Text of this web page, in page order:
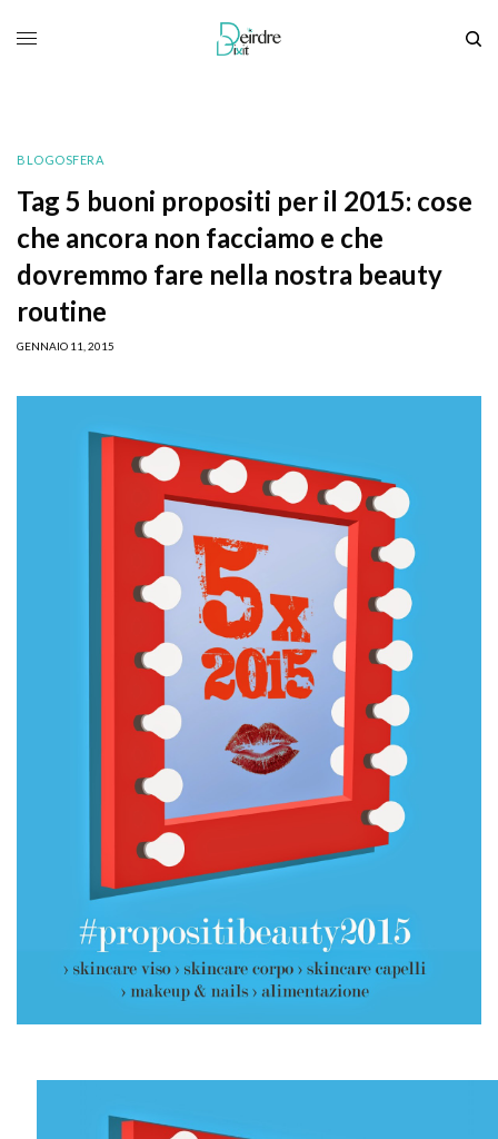
BLOGOSFERA
Tag 5 buoni propositi per il 2015: cose
che ancora non facciamo e che
dovremmo fare nella nostra beauty
routine
GENNAIO 11, 2015